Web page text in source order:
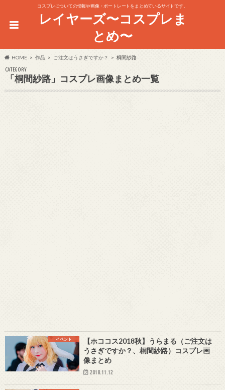
コスプレについての情報や画像・ポートレートをまとめているサイトです。
レイヤーズ〜コスプレま
とめ〜
HOME 作品 ご注文はうさぎですか？ 桐間紗路
CATEGORY
「桐間紗路」コスプレ画像まとめ一覧
イベント
【ホココス2018秋】うらまる（ご注文は
うさぎですか？、桐間紗路）コスプレ画
像まとめ
2018.11.12